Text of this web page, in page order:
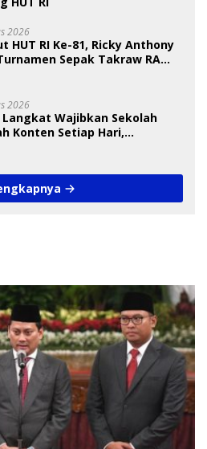
2026
HUT RI Ke-81, Ricky Anthony
Sepak Takraw RA
2026
Langkat Wajibkan Sekolah
Konten Setiap Hari,